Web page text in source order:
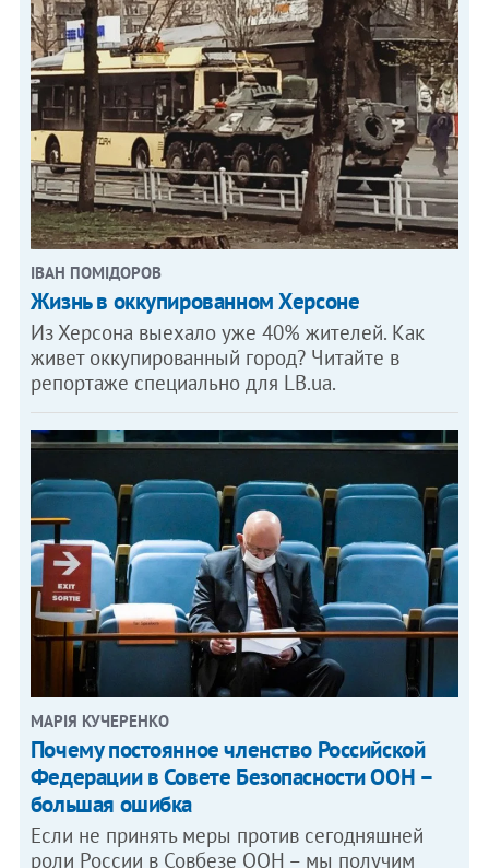
ІВАН ПОМІДОРОВ
Жизнь в оккупированном Херсоне
Из Херсона выехало уже 40% жителей. Как
живет оккупированный город? Читайте в
репортаже специально для LB.ua.
МАРІЯ КУЧЕРЕНКО
​Почему постоянное членство Российской
Федерации в Совете Безопасности ООН –
большая ошибка
Если не принять меры против сегодняшней
роли России в Совбезе ООН – мы получим